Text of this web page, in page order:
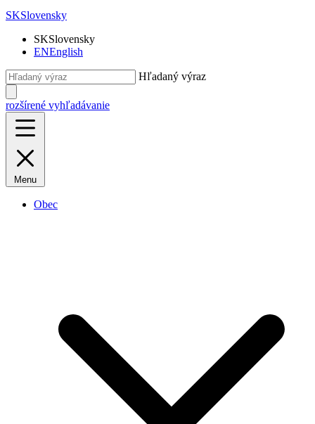
SKSlovensky
SKSlovensky
ENEnglish
Hľadaný výraz
rozšírené vyhľadávanie
Menu
Obec